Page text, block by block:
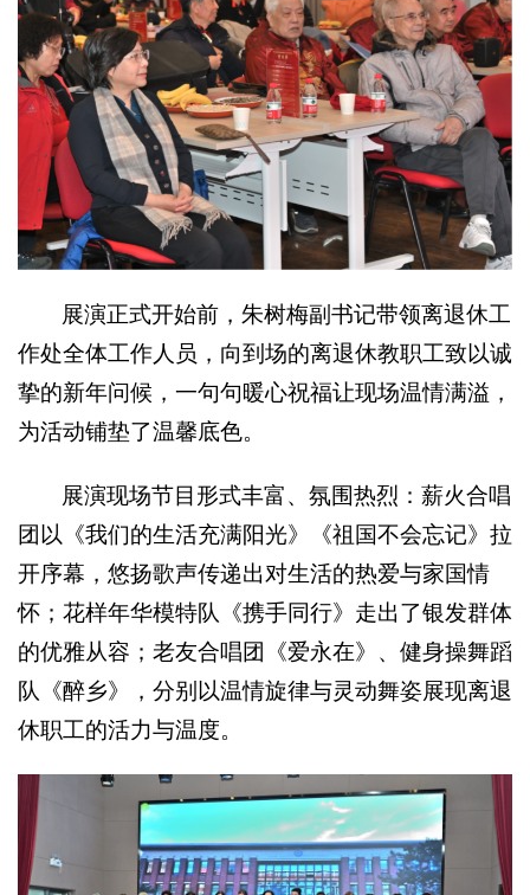
展演正式开始前，朱树梅副书记带领离退休工
作处全体工作人员，向到场的离退休教职工致以诚
挚的新年问候，一句句暖心祝福让现场温情满溢，
为活动铺垫了温馨底色。
展演现场节目形式丰富、氛围热烈：薪火合唱
团以《我们的生活充满阳光》《祖国不会忘记》拉
开序幕，悠扬歌声传递出对生活的热爱与家国情
怀；花样年华模特队《携手同行》走出了银发群体
的优雅从容；老友合唱团《爱永在》、健身操舞蹈
队《醉乡》，分别以温情旋律与灵动舞姿展现离退
休职工的活力与温度。